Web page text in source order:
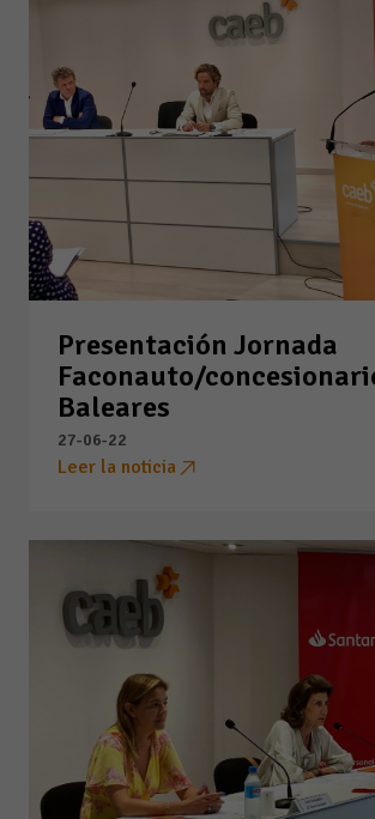
Presentación Jornada
Faconauto/
Baleares
27-06-22
Leer la noticia